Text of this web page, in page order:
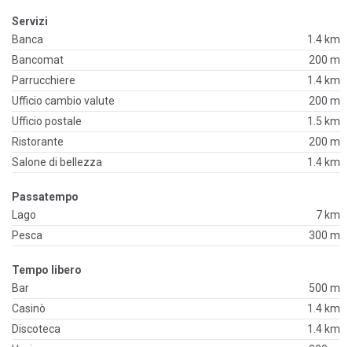
Servizi
Banca
1.4 km
Bancomat
200 m
Parrucchiere
1.4 km
Ufficio cambio valute
200 m
Ufficio postale
1.5 km
Ristorante
200 m
Salone di bellezza
1.4 km
Passatempo
Lago
7 km
Pesca
300 m
Tempo libero
Bar
500 m
Casinò
1.4 km
Discoteca
1.4 km